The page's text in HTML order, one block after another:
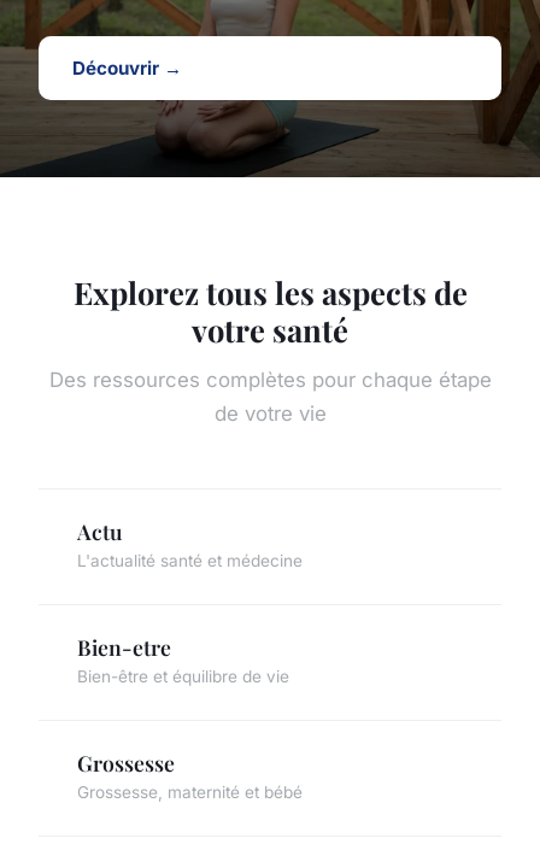
Découvrir →
Explorez tous les aspects de
votre santé
Des ressources complètes pour chaque étape
de votre vie
Actu
L'actualité santé et médecine
Bien-etre
Bien-être et équilibre de vie
Grossesse
Grossesse, maternité et bébé